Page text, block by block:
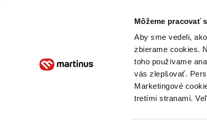
Môžeme pracovať
Aby sme vedeli,
zbierame cookies.
toho používame
vás zlepšovať.
Marketingové
tretími stranami.
O nás